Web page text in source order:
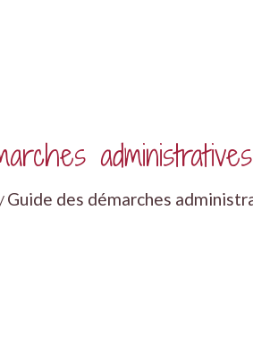
administratives
/ Guide des démarches